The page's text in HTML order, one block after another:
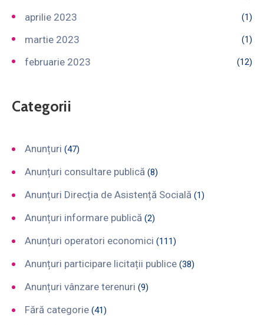
aprilie 2023 (1)
martie 2023 (1)
februarie 2023 (12)
Categorii
Anunțuri (47)
Anunțuri consultare publică (8)
Anunțuri Direcția de Asistență Socială (1)
Anunțuri informare publică (2)
Anunțuri operatori economici (111)
Anunțuri participare licitații publice (38)
Anunțuri vânzare terenuri (9)
Fără categorie (41)